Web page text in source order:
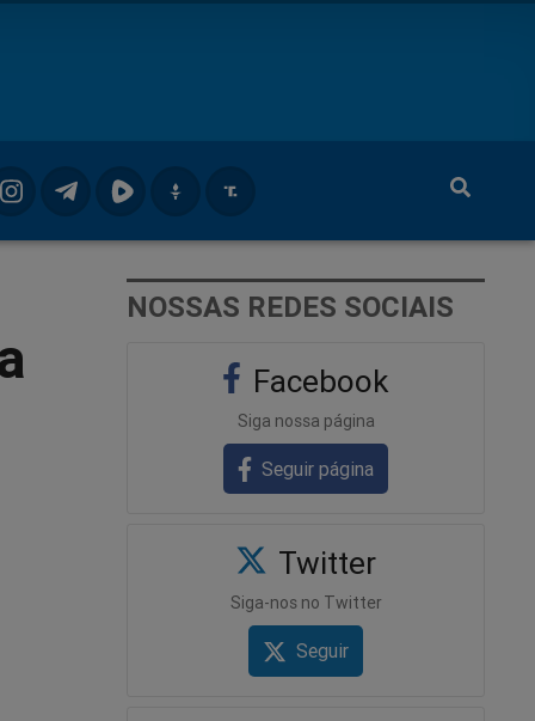
NOSSAS REDES SOCIAIS
Facebook
Siga nossa página
Seguir página
Twitter
Siga-nos no Twitter
Seguir